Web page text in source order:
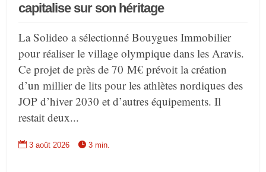
capitalise sur son héritage
La Solideo a sélectionné Bouygues Immobilier
pour réaliser le village olympique dans les Aravis.
Ce projet de près de 70 M€ prévoit la création
d’un millier de lits pour les athlètes nordiques des
JOP d’hiver 2030 et d’autres équipements. Il
restait deux...
 3 août 2026  3 min.